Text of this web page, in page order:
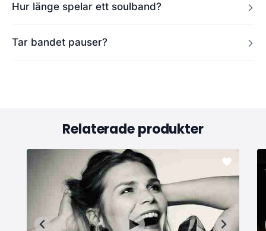
Hur länge spelar ett soulband?
Tar bandet pauser?
Relaterade produkter